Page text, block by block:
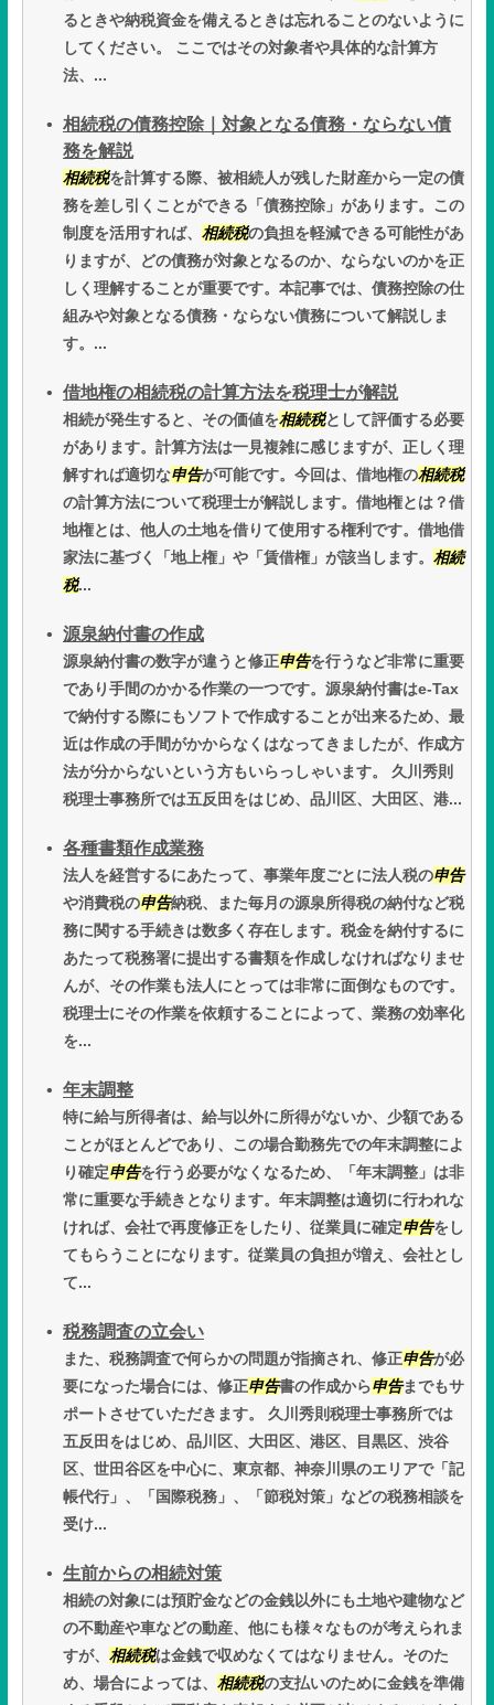
るときや納税資金を備えるときは忘れることのないように
してください。 ここではその対象者や具体的な計算方
法、...
相続税の債務控除｜対象となる債務・ならない債
務を解説
相続税を計算する際、被相続人が残した財産から一定の債
務を差し引くことができる「債務控除」があります。この
制度を活用すれば、 相続税の負担を軽減できる可能性があ
りますが、どの債務が対象となるのか、ならないのかを正
しく理解することが重要です。本記事では、債務控除の仕
組みや対象となる債務・ならない債務について解説しま
す。...
借地権の相続税の計算方法を税理士が解説
相続が発生すると、その価値を相続税として評価する必要
があります。計算方法は一見複雑に感じますが、正しく理
解すれば適切な申告が可能です。今回は、借地権の相続税
の計算方法について税理士が解説します。借地権とは？借
地権とは、他人の土地を借りて使用する権利です。借地借
家法に基づく「地上権」や「賃借権」が該当します。 相続
税...
源泉納付書の作成
源泉納付書の数字が違うと修正申告を行うなど非常に重要
であり手間のかかる作業の一つです。源泉納付書はe-Tax
で納付する際にもソフトで作成することが出来るため、最
近は作成の手間がかからなくはなってきましたが、作成方
法が分からないという方もいらっしゃいます。 久川秀則
税理士事務所では五反田をはじめ、品川区、大田区、港...
各種書類作成業務
法人を経営するにあたって、事業年度ごとに法人税の申告
や消費税の申告納税、また毎月の源泉所得税の納付など税
務に関する手続きは数多く存在します。税金を納付するに
あたって税務署に提出する書類を作成しなければなりませ
んが、その作業も法人にとっては非常に面倒なものです。
税理士にその作業を依頼することによって、業務の効率化
を...
年末調整
特に給与所得者は、給与以外に所得がないか、少額である
ことがほとんどであり、この場合勤務先での年末調整によ
り確定申告を行う必要がなくなるため、「年末調整」は非
常に重要な手続きとなります。年末調整は適切に行われな
ければ、会社で再度修正をしたり、従業員に確定申告をし
てもらうことになります。従業員の負担が増え、会社とし
て...
税務調査の立会い
また、税務調査で何らかの問題が指摘され、修正申告が必
要になった場合には、修正申告書の作成から申告までもサ
ポートさせていただきます。 久川秀則税理士事務所では
五反田をはじめ、品川区、大田区、港区、目黒区、渋谷
区、世田谷区を中心に、東京都、神奈川県のエリアで「記
帳代行」、「国際税務」、「節税対策」などの税務相談を
受け...
生前からの相続対策
相続の対象には預貯金などの金銭以外にも土地や建物など
の不動産や車などの動産、他にも様々なものが考えられま
すが、 相続税は金銭で収めなくてはなりません。そのた
め、場合によっては、 相続税の支払いのために金銭を準備